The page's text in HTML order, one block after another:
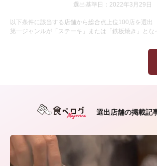
選出基準日：2022年3月29日
以下条件に該当する店舗から総合点上位100店を選出
第一ジャンルが「ステーキ」または「鉄板焼き」とな
選出店舗の掲載記